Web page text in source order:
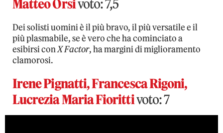
Matteo Orsivoto: 7,5
Dei solisti uomini è il più bravo, il più versatile e il
più plasmabile, se è vero che ha cominciato a
esibirsi conX Factor, ha margini di miglioramento
clamorosi.
Irene Pignatti, Francesca Rigoni,
Lucrezia Maria Fiorittivoto: 7